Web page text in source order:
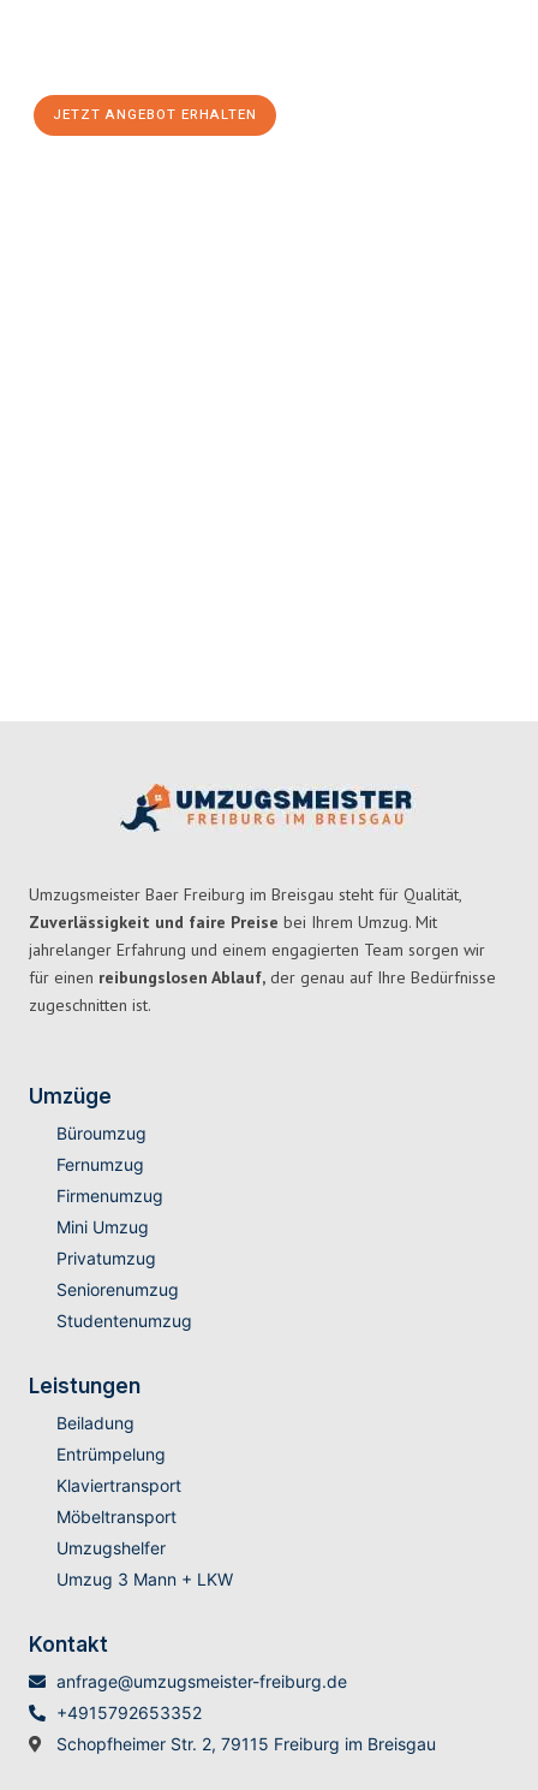
JETZT ANGEBOT ERHALTEN
Umzugsmeister Baer Freiburg im Breisgau steht für Qualität,
Zuverlässigkeit und faire Preise bei Ihrem Umzug. Mit
jahrelanger Erfahrung und einem engagierten Team sorgen wir
für einen reibungslosen Ablauf, der genau auf Ihre Bedürfnisse
zugeschnitten ist.
Umzüge
Büroumzug
Fernumzug
Firmenumzug
Mini Umzug
Privatumzug
Seniorenumzug
Studentenumzug
Leistungen
Beiladung
Entrümpelung
Klaviertransport
Möbeltransport
Umzugshelfer
Umzug 3 Mann + LKW
Kontakt
anfrage@umzugsmeister-freiburg.de
+4915792653352
Schopfheimer Str. 2, 79115 Freiburg im Breisgau